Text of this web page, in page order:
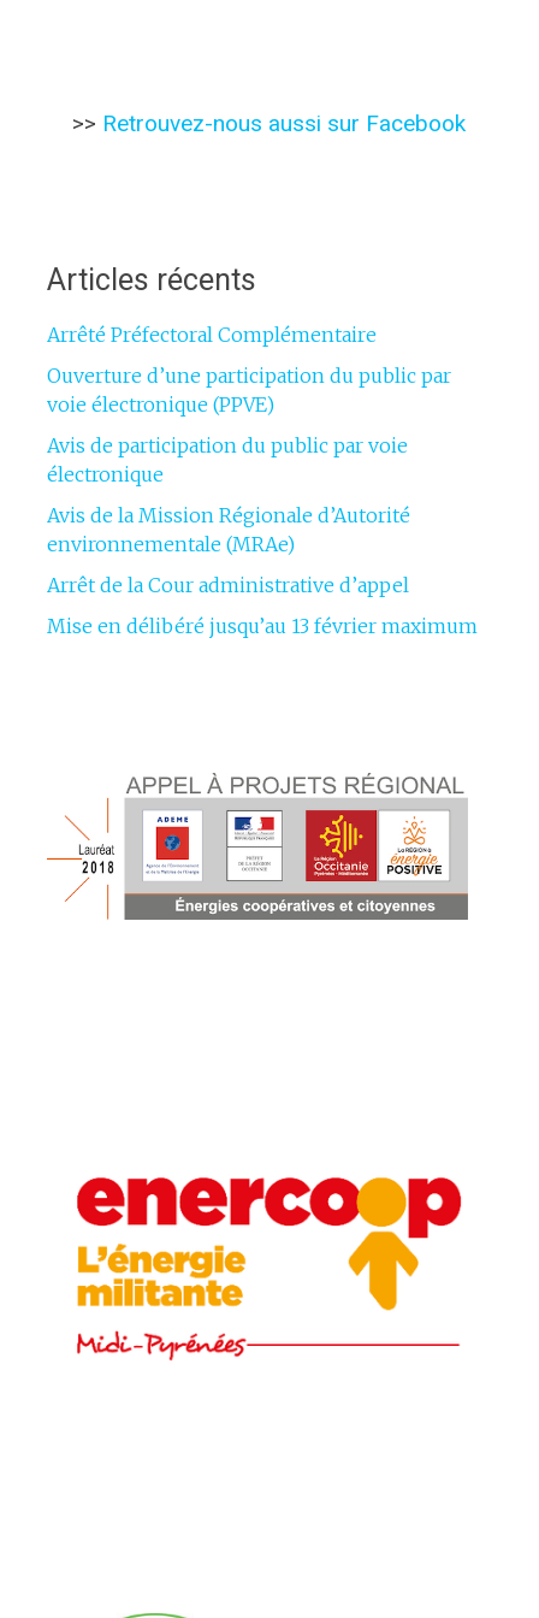
>> Retrouvez-nous aussi sur Facebook
Articles récents
Arrêté Préfectoral Complémentaire
Ouverture d’une participation du public par
voie électronique (PPVE)
Avis de participation du public par voie
électronique
Avis de la Mission Régionale d’Autorité
environnementale (MRAe)
Arrêt de la Cour administrative d’appel
Mise en délibéré jusqu’au 13 février maximum